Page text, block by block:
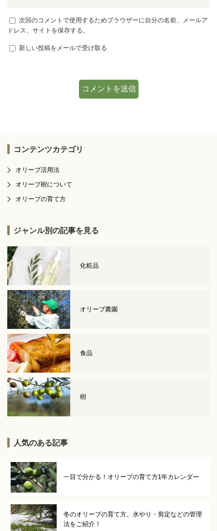
次回のコメントで使用するためブラウザーに自分の名前、メールア
ドレス、サイトを保存する。
新しい投稿をメールで受け取る
コンテンツカテゴリ
オリーブ活用法
オリーブ樹について
オリーブの育て方
ジャンル別の記事を見る
化粧品
オリーブ農園
食品
樹
人気のある記事
一目で分かる！オリーブの育て方1年カレンダー
冬のオリーブの育て方。水やり・剪定などの管理
法をご紹介！